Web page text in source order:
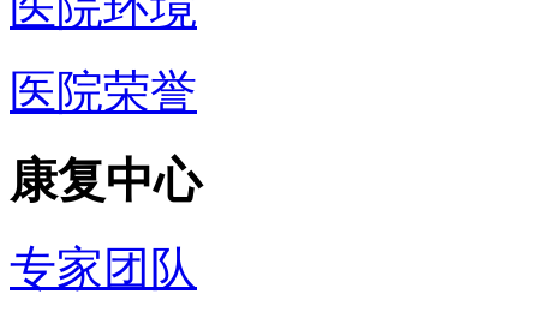
医院荣誉
康复中心
专家团队